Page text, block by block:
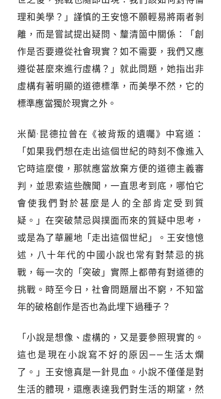
理和美學？」謹慎的王安憶不願輕易將兩者剝
離，而是嘗試提出疑問、釐清箇中關係：「創
作是否要遵從社會現實？如不需要，我們又應
遵從甚麼來進行虛構？」就此問題，她指出非
虛構有著明顯的道德標準，而美學不然，它的
標準應當獨於現實之外。
米蘭·昆德拉曾在《被背叛的遺囑》中寫道：
「如果我們想在走出這個世紀的時刻不像進入
它時這麼傻，那就應當放棄方便的道德主義審
判，並思索這些醜聞，一直思考到底，哪怕它
會使我們對於甚麼是人的全部肯定受到質
疑。」在突破禁忌與撲面而來的質疑中思考，
或是為了華麗地「走出這個世紀」。王安憶憶
述，八十年代的中國小說也常有對禁忌的挑
戰，每一次的「突破」實際上都帶有對道德的
挑戰。時至今日，社會問題層出不窮，不知當
年的破格創作是否也為此埋下過種子？
「小說是想像、虛構的，又是要參照現實的。
這也是現在小說寫不好的原因——生活太爛
了。」王安憶真是一針見血。小說不僅僅是對
生活的體現，還應表達我們對生活的期望，然